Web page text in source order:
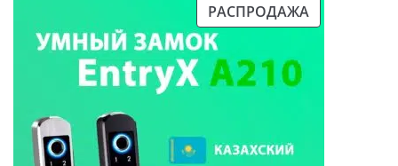
РАСПРОДАЖА
ПРОДАВАЕМЫЙ
ТОВАР